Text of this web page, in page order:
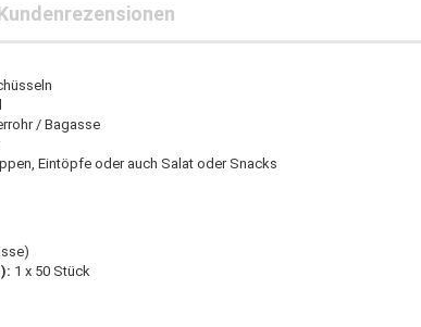
/ Bagasse
Eintöpfe oder auch Salat oder Snacks
1 x 50 Stück